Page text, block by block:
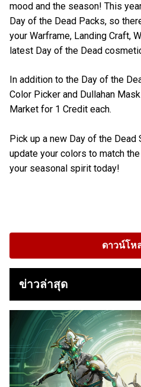
mood and the season! This
Day of the Dead Packs, so
your Warframe, Landing Craft,
latest Day of the Dead
In addition to the Day of the
Color Picker and Dullahan
Market for 1 Credit each.
Pick up a new Day of the Dead
update your colors to match
your seasonal spirit today!
ดาวน์โห
ข่าวล่าสุด